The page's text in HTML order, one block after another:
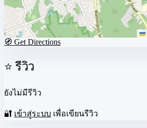
🧭 Get Directions
⭐ รีวิว
ยังไม่มีรีวิว
🔐 เข้าสู่ระบบ เพื่อเขียนรีวิว